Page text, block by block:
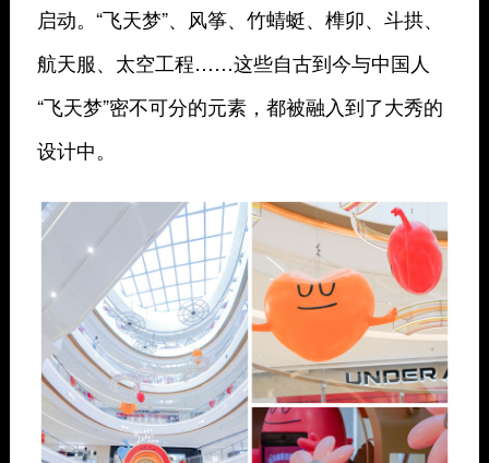
启动。“飞天梦”、风筝、竹蜻蜓、榫卯、斗拱、
航天服、太空工程……这些自古到今与中国人
“飞天梦”密不可分的元素，都被融入到了大秀的
设计中。